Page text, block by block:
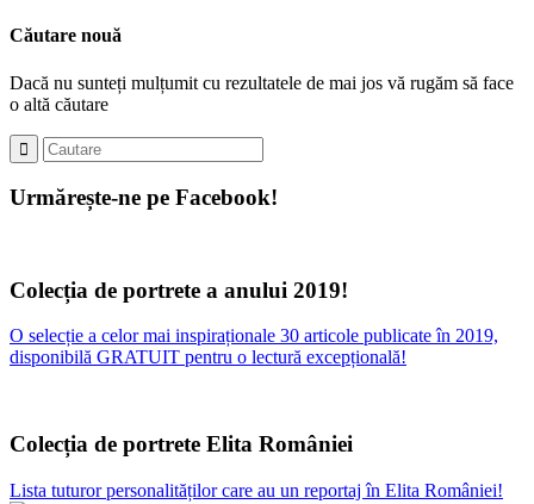
Căutare nouă
Dacă nu sunteți mulțumit cu rezultatele de mai jos vă rugăm să face
o altă căutare
Urmărește-ne pe Facebook!
Colecția de portrete a anului 2019!
O selecție a celor mai inspiraționale 30 articole publicate în 2019,
disponibilă GRATUIT pentru o lectură excepțională!
Colecția de portrete Elita României
Lista tuturor personalităților care au un reportaj în Elita României!